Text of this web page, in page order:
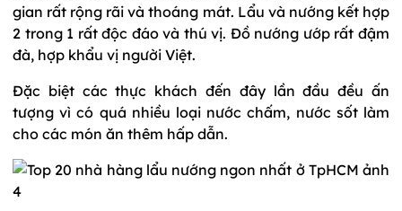
gian rất rộng rãi và thoáng mát. Lẩu và nướng kết hợp
2 trong 1 rất độc đáo và thú vị. Đồ nướng ướp rất đậm
đà, hợp khẩu vị người Việt.
Đặc biệt các thực khách đến đây lần đầu đều ấn
tượng vì có quá nhiều loại nước chấm, nước sốt làm
cho các món ăn thêm hấp dẫn.